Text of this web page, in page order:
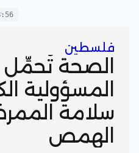
فلسطين
الصحة تُحمِّل
المسؤولية
سلامة
الهمص